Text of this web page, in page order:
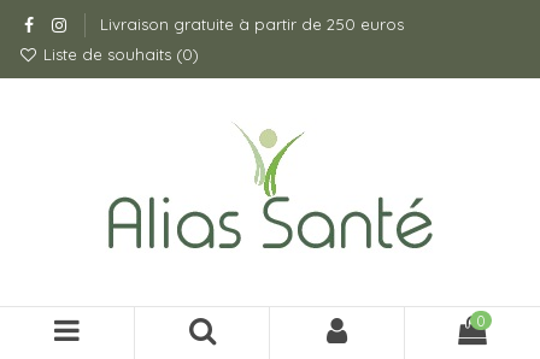
Livraison gratuite à partir de 250 euros
Liste de souhaits (0)
0